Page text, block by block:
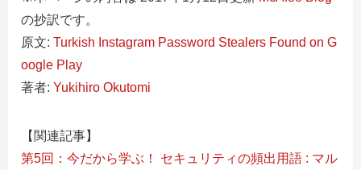
の抄訳です。
原文: Turkish Instagram Password Stealers Found on G
oogle Play
著者: Yukihiro Okutomi
【関連記事】
第5回：今だから学ぶ！ セキュリティの頻出用語 : マル